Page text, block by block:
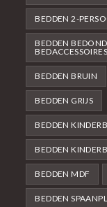
BEDDEN 2-
BEDDEN
BEDDEN BRUIN
BEDDEN GRIJS
BEDDEN
BEDDEN
BEDDEN MDF
BEDDEN